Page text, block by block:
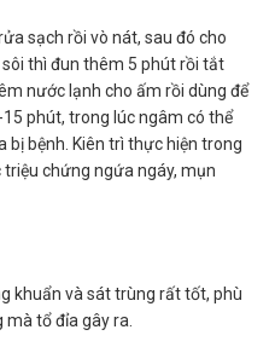
sạch rồi vò nát, sau đó cho
thì đun thêm 5 phút rồi tắt
nước lạnh cho ấm rồi dùng để
phút, trong lúc ngâm có thể
bị bệnh. Kiên trì thực hiện trong
chứng ngứa ngáy, mụn
khuẩn và sát trùng rất tốt, phù
tổ đỉa gây ra.